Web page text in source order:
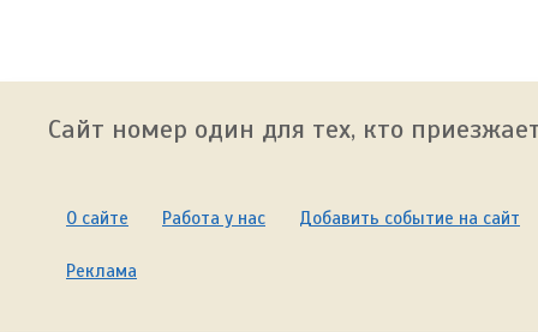
Сайт номер один для тех, кто
О сайте Работа у нас Добавить событие на сайт
Реклама